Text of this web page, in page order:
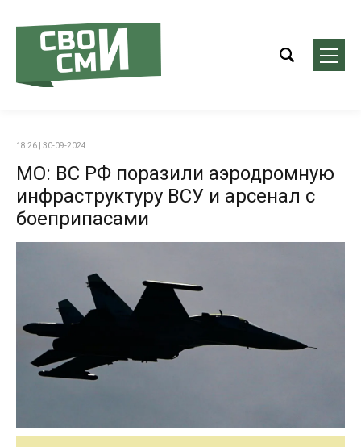
18:26 | 30-09-2024
МО: ВС РФ поразили аэродромную
инфраструктуру ВСУ и арсенал с
боеприпасами